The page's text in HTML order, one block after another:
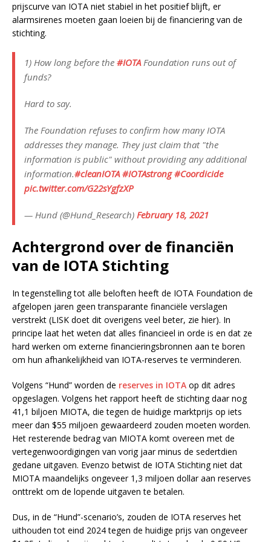
prijscurve van IOTA niet stabiel in het positief blijft, er
alarmsirenes moeten gaan loeien bij de financiering van de
stichting.
1) How long before the #IOTAFoundation runs out of
funds?
Hard to say.
The Foundation refuses to confirm how many IOTA
addresses they manage. They just claim that "the
information is public" without providing any additional
information.#cleanIOTA #IOTAstrong #Coordicide
pic.twitter.com/G22sYgfzXP
— Hund (@Hund_Research) February 18, 2021
Achtergrond over de financiën
van de IOTA Stichting
In tegenstelling tot alle beloften heeft de IOTA Foundation de
afgelopen jaren geen transparante financiële verslagen
verstrekt (LISK doet dit overigens veel beter, zie hier). In
principe laat het weten dat alles financieel in orde is en dat ze
hard werken om externe financieringsbronnen aan te boren
om hun afhankelijkheid van IOTA-reserves te verminderen.
Volgens “Hund” worden de reserves in IOTA op dit adres
opgeslagen. Volgens het rapport heeft de stichting daar nog
41,1 biljoen MIOTA, die tegen de huidige marktprijs op iets
meer dan $55 miljoen gewaardeerd zouden moeten worden.
Het resterende bedrag van MIOTA komt overeen met de
vertegenwoordigingen van vorig jaar minus de sedertdien
gedane uitgaven. Evenzo betwist de IOTA Stichting niet dat
MIOTA maandelijks ongeveer 1,3 miljoen dollar aan reserves
onttrekt om de lopende uitgaven te betalen.
Dus, in de “Hund”-scenario’s, zouden de IOTA reserves het
uithouden tot eind 2024 tegen de huidige prijs van ongeveer